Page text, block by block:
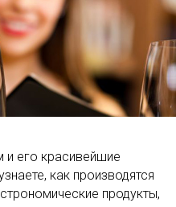
и его красивейшие
как производятся
продукты,